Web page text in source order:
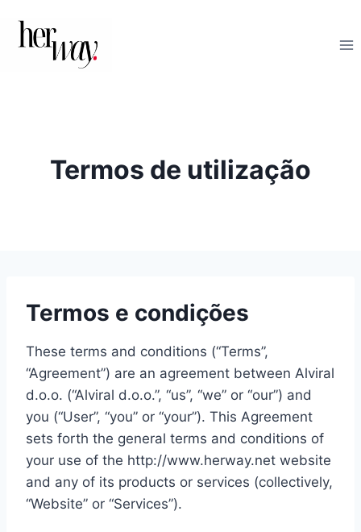
Termos de utilização
Termos e condições
These terms and conditions (“Terms”,
“Agreement”) are an agreement between Alviral
d.o.o. (“Alviral d.o.o.”, “us”, “we” or “our”) and
you (“User”, “you” or “your”). This Agreement
sets forth the general terms and conditions of
your use of the http://www.herway.net website
and any of its products or services (collectively,
“Website” or “Services”).